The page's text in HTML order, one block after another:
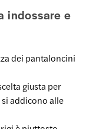
indossare e
dei pantaloncini
giusta per
addicono alle